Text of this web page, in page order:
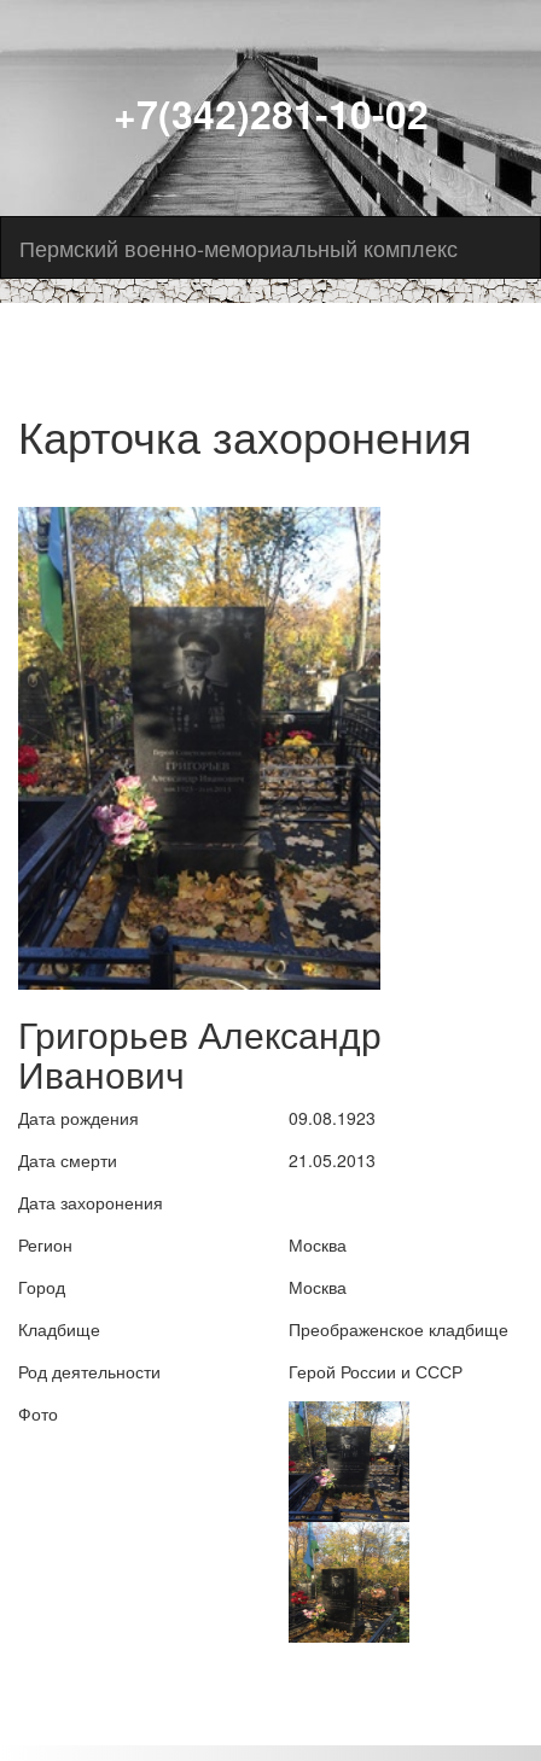
+7(342)281-10-02
Пермский военно-мемориальный комплекс
Карточка захоронения
Григорьев Александр
Иванович
Дата рождения
09.08.1923
Дата смерти
21.05.2013
Дата захоронения
Регион
Москва
Город
Москва
Кладбище
Преображенское кладбище
Род деятельности
Герой России и СССР
Фото